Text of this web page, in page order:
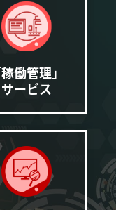
稼働管理」
サービス